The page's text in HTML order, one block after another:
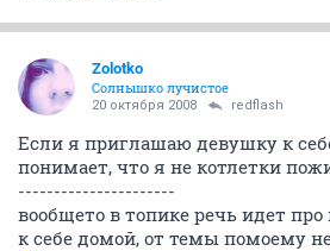
Zolotko
Солнышко лучистое
20 октября 2008 redflash
Если я приглашаю девушку к
понимает, что я не котлетки
----------------------
вообщето в топике речь идет про
к себе домой, от темы помоему